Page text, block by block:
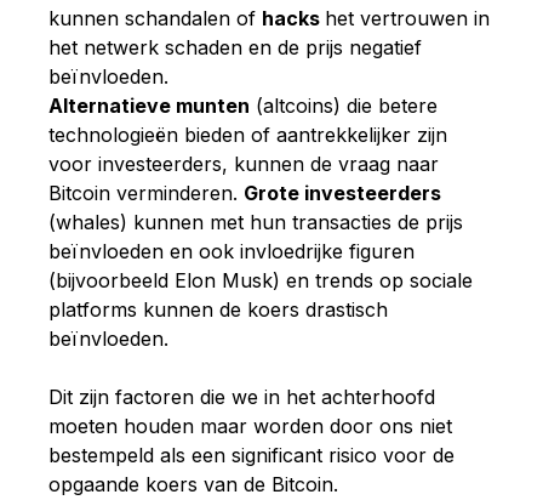
kunnen schandalen of hacks het vertrouwen in
het netwerk schaden en de prijs negatief
beïnvloeden.
Alternatieve munten (altcoins) die betere
technologieën bieden of aantrekkelijker zijn
voor investeerders, kunnen de vraag naar
Bitcoin verminderen. Grote investeerders
(whales) kunnen met hun transacties de prijs
beïnvloeden en ook invloedrijke figuren
(bijvoorbeeld Elon Musk) en trends op sociale
platforms kunnen de koers drastisch
beïnvloeden.
Dit zijn factoren die we in het achterhoofd
moeten houden maar worden door ons niet
bestempeld als een significant risico voor de
opgaande koers van de Bitcoin.